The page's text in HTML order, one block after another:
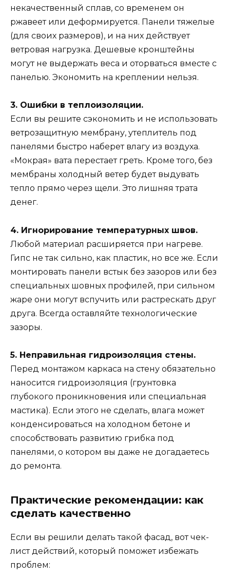
некачественный сплав, со временем он
ржавеет или деформируется. Панели тяжелые
(для своих размеров), и на них действует
ветровая нагрузка. Дешевые кронштейны
могут не выдержать веса и оторваться вместе с
панелью. Экономить на креплении нельзя.
3. Ошибки в теплоизоляции.
Если вы решите сэкономить и не использовать
ветрозащитную мембрану, утеплитель под
панелями быстро наберет влагу из воздуха.
«Мокрая» вата перестает греть. Кроме того, без
мембраны холодный ветер будет выдувать
тепло прямо через щели. Это лишняя трата
денег.
4. Игнорирование температурных швов.
Любой материал расширяется при нагреве.
Гипс не так сильно, как пластик, но все же. Если
монтировать панели встык без зазоров или без
специальных шовных профилей, при сильном
жаре они могут вспучить или растрескать друг
друга. Всегда оставляйте технологические
зазоры.
5. Неправильная гидроизоляция стены.
Перед монтажом каркаса на стену обязательно
наносится гидроизоляция (грунтовка
глубокого проникновения или специальная
мастика). Если этого не сделать, влага может
конденсироваться на холодном бетоне и
способствовать развитию грибка под
панелями, о котором вы даже не догадаетесь
до ремонта.
Практические рекомендации: как
сделать качественно
Если вы решили делать такой фасад, вот чек-
лист действий, который поможет избежать
проблем: